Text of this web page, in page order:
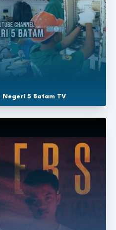
Negeri 5 Batam TV